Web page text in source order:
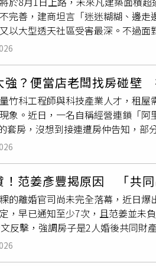
著2006年8月1日，所以視為最後
1987年司法院曾對於公寓一樓招
，不能以刑法上之竊佔罪論擬」
害樓上住戶的「房屋支配權」。
攤位下有車輪可移動而獲判無罪
C竊佔案的承辦檢察官引用高院這
不符竊占的構成要件，因此不起
透露，刑事不起訴，並不代表房
當得利。
，其中多數為水面型光電，少部
17級風。去年7月丹娜絲颱風侵台
面型光電板被颱風吹翻破損狀況
速度與強度變得極端且難以捉摸
委會的運作，決定了屋頂上的光電
委會後，便須負起長達20年的清
音，光是住戶出入必經的電梯，
佳而遭棄置。他進一步解釋，社
活，因此不得不維護修繕；但光
更換的壓力，這是管理上很大差
用週期下降，最終走向荒廢，颱
次嚴重天災就可能掏空社區公基
。（圖／內政部提供）多名專家和
最後失敗的後果再全民埋單？」針
築綠化為例指出，為調節都市氣
後移交給屋主、社區，植栽因颱風
正發揮政策效果。反觀太陽能板
建議可效仿日本，針對後續維護
示，現在完全沒考慮到屋頂光電
完善，建商坦言「迷迷糊糊、邊
以大型透天社區受害最深。不過
國土署及全台各縣市建管單位人員
套多有不足，擔心繼「土方之亂」
緩實施，商辦、廠辦仍維持納入規
定「建築物設置太陽光電發電設
新建、增建或改建建築物，每20平
上路，住宅類建築牽扯層面甚廣
可有3種回饋模式，一、全數賣給
公設。內政部表示，除了遇斷電時
雖然政策旨在提升城市能源韌性
管理自治法有所不同，富品建設董
前掛件（申請建照），以避開新
」新建住宅強制架設光電板會出
頂不大，光電板發電量僅能應付燈
最佳日照條件，若中途社區缺乏
盤」砸傷人，試問「誰該負責？
強？便當店老闆找房碰壁
竹科工程師與科技產業人才，租
象。近日，一名自稱經營連鎖「
套房，沒想到接連遭房仲告知，部
諾若有人成功介紹合適房源，願
驗，因此得知不少房東對承租人的
他職業族群找房變得更加困難，也
竹租屋的民眾坦言，這樣的情況
優先挑選竹科工程師、科技業員
身分後才願意出租；也有人分享
稱，連桃園A7部分房東都只想租
也有網友分享，南部科學園區周邊
！范姜彥豐揭原因 「共
的離婚官司尚未完全落幕，近日
，早已通知至少7次，且范姜並未
反擊，強調房子是2人婚後共同財
，但並非為了逃避，而是事出有
「我未討回的款項早足以支付3至4